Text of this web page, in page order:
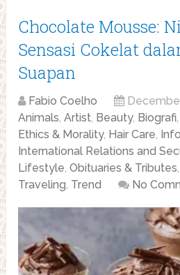
Chocolate Mousse:
Sensasi Cokelat
Suapan
Fabio Coelho
Animals,Artist, Beauty, Biografi,
Ethics & Morality, Hair Care,
International Relations and
Lifestyle,Obituaries & Tributes
Traveling, Trend No